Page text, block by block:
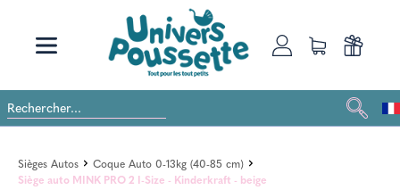
Sièges Autos
Coque Auto 0-13kg (40-85 cm)
Siège auto MINK PRO 2 I-Size - Kinderkraft - beige